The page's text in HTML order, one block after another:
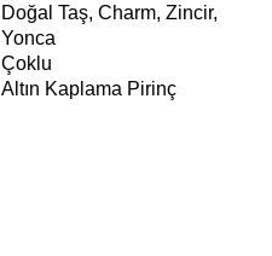
Doğal Taş, Charm, Zincir,
Yonca
Çoklu
Altın Kaplama Pirinç